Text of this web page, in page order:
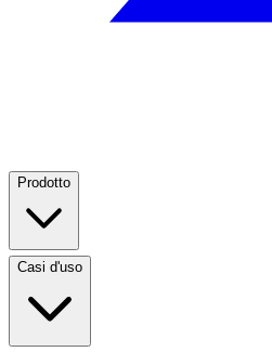
Prodotto
Casi d'uso